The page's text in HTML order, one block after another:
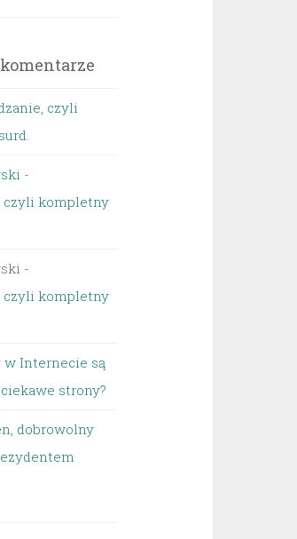
czyli
-
czyli kompletny
-
czyli kompletny
w Internecie są
strony?
dobrowolny